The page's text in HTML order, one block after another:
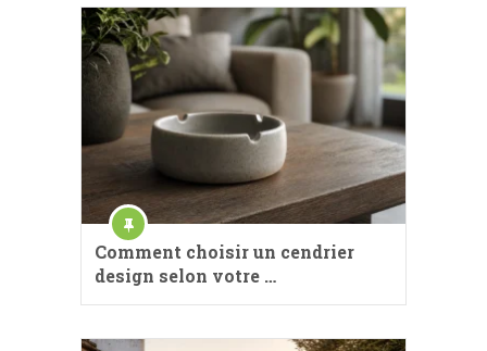
Comment choisir un cendrier
design selon votre …